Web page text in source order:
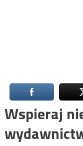
Wspieraj